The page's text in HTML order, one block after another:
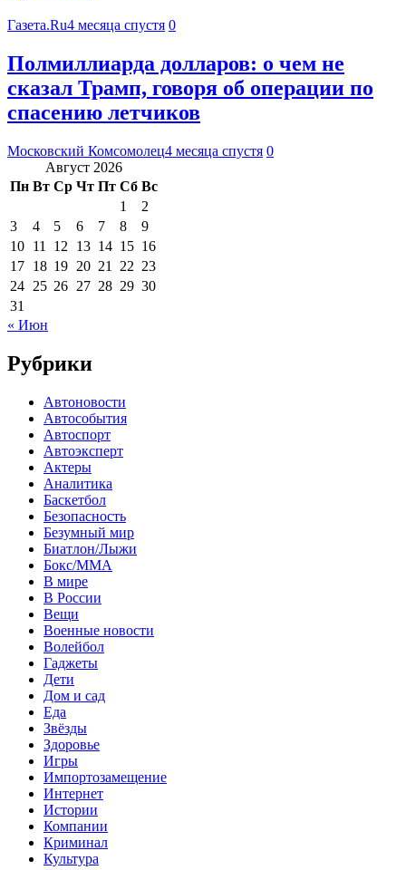
Газета.Ru4 месяца спустя 0
Полмиллиарда долларов: о чем не
сказал Трамп, говоря об операции по
спасению летчиков
Московский Комсомолец4 месяца спустя 0
Август 2026
Пн Вт Ср Чт Пт Сб Вс
1
2
3
4 5 6 7 8
9
10 11 12 13 14 15 16
17 18 19 20 21 22 23
24 25 26 27 28 29 30
31
« Июн
Рубрики
Автоновости
Автособытия
Автоспорт
Автоэксперт
Актеры
Аналитика
Баскетбол
Безопасность
Безумный мир
Биатлон/Лыжи
Бокс/MMA
В мире
В России
Вещи
Военные новости
Волейбол
Гаджеты
Дети
Дом и сад
Еда
Звёзды
Здоровье
Игры
Импортозамещение
Интернет
Истории
Компании
Криминал
Культура